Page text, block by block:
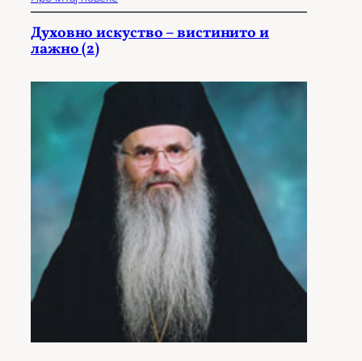
Духовно искуство – вистинито и
лажно (2)